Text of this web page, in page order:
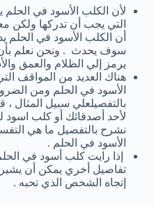
لأن الكلب الأسود في الحلم
التي يجب أن تدركها ولكن
أن الكلب الأسود في
سوف يحدث . ونحن نعلم بأن
يرمز إلي الظلام والعمق
هناك العديد من المواقف
الأسود في الحلم ومن
بالتفصيلعلي سبيل المثال
لأحد أصدقائك أو كلب
نشرح بالتفصيل ما هي
الأسود في الحلم .
إذا رايت كلب أسود في
تفاصيل أخري يمكن أن يشير
إتجاه الشخص الذي تحبه .